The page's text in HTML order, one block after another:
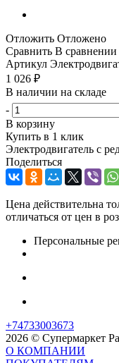
Отложить Отложено
Сравнить В сравнении
Артикул
1 026 ₽
В наличии на складе
-
В корзину
Купить в 1 клик
Электродвигатель с
Поделиться
Цена действительна
отличаться от цен в
Персональные
+74733003673
2026 © Супермаркет
О КОМПАНИИ